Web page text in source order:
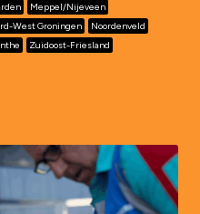
Meppel/Nijeveen
West Groningen
Noordenveld
Zuidoost-Friesland